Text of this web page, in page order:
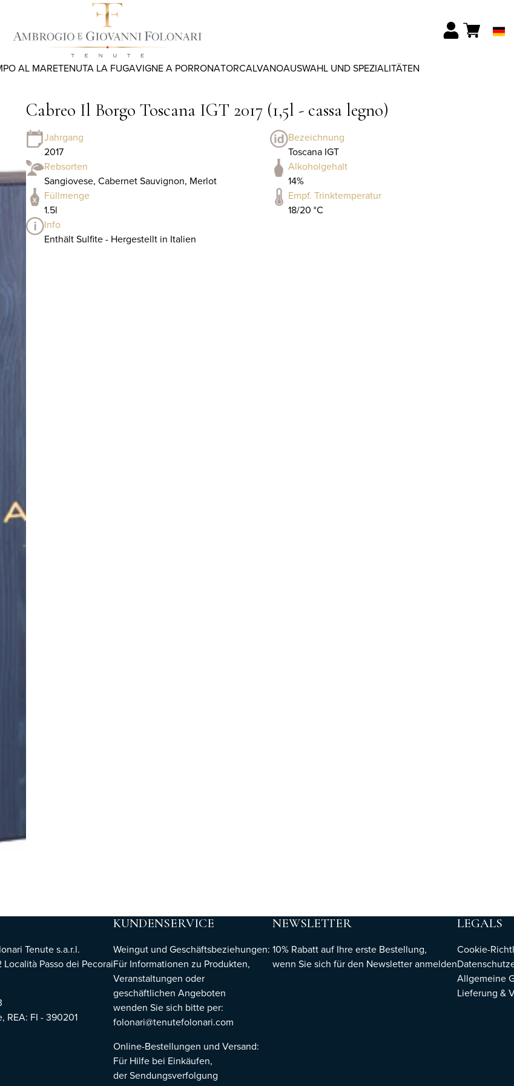
AL MARETENUTA LA FUGAVIGNE A PORRONATORCALVANOAUSWAHL UND SPEZIALITÄTEN
Cabreo Il Borgo Toscana IGT 2017 (1,5l - cassa legno)
Jahrgang
2017
Bezeichnung
Toscana IGT
Rebsorten
Sangiovese, Cabernet Sauvignon, Merlot
Alkoholgehalt
14%
Füllmenge
1.5l
Empf. Trinktemperatur
18/20 °C
Info
Enthält Sulfite - Hergestellt in Italien
Tenute s.a.r.l.
Passo dei Pecorai
REA: FI - 390201
KUNDENSERVICE
Weingut und Geschäftsbeziehungen:
Für Informationen zu Produkten,
Veranstaltungen oder
geschäftlichen Angeboten
wenden Sie sich bitte per:
folonari@tenutefolonari.com
Online-Bestellungen und Versand:
Für Hilfe bei Einkäufen,
der Sendungsverfolgung
NEWSLETTER
10% Rabatt auf Ihre erste Bestellung,
wenn Sie sich für den Newsletteranmelden
LEGALS
Cookie-
Allgemeine
Lieferung &